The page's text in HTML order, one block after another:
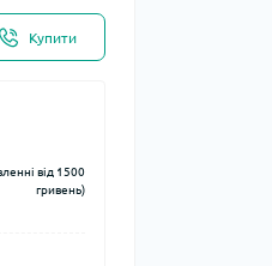
Купити
від 1500
гривень)